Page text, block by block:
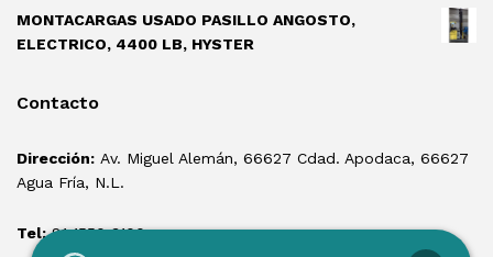
MONTACARGAS USADO PASILLO ANGOSTO,
ELECTRICO, 4400 LB, HYSTER
Contacto
Dirección: Av. Miguel Alemán, 66627 Cdad. Apodaca, 66627
Agua Fría, N.L.
Tel:81 1550 3100